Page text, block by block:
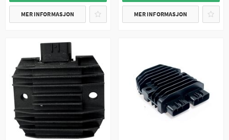
MER INFORMASJON MER INFORMASJON